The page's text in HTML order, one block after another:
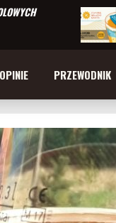
OPINIE PRZEWODNIK